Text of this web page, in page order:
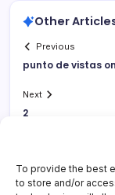
To provide the best
to store and/or
Other
Previous
punto de vistas
Next
2